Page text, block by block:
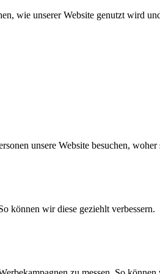
wie unserer Website genutzt wird
unsere Website besuchen, woher
können wir diese geziehlt verbessern.